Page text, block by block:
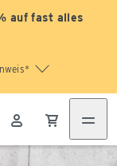
auf fast alles